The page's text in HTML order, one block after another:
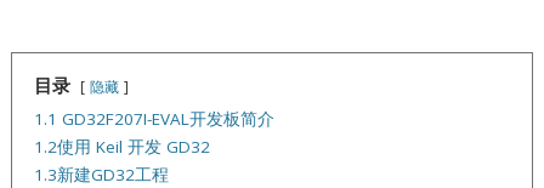
目录 隐藏
1.1 GD32F207I-EVAL开发板简介
1.2使用 Keil 开发 GD32
1.3新建GD32工程